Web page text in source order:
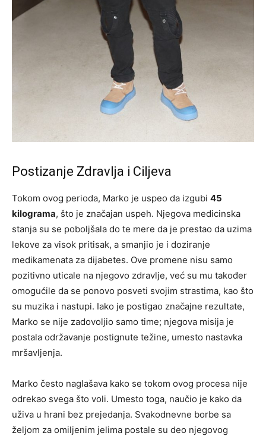
Postizanje Zdravlja i Ciljeva
Tokom ovog perioda, Marko je uspeo da izgubi 45
kilograma, što je značajan uspeh. Njegova medicinska
stanja su se poboljšala do te mere da je prestao da uzima
lekove za visok pritisak, a smanjio je i doziranje
medikamenata za dijabetes. Ove promene nisu samo
pozitivno uticale na njegovo zdravlje, već su mu također
omogućile da se ponovo posveti svojim strastima, kao što
su muzika i nastupi. Iako je postigao značajne rezultate,
Marko se nije zadovoljio samo time; njegova misija je
postala održavanje postignute težine, umesto nastavka
mršavljenja.
Marko često naglašava kako se tokom ovog procesa nije
odrekao svega što voli. Umesto toga, naučio je kako da
uživa u hrani bez prejedanja. Svakodnevne borbe sa
željom za omiljenim jelima postale su deo njegovog